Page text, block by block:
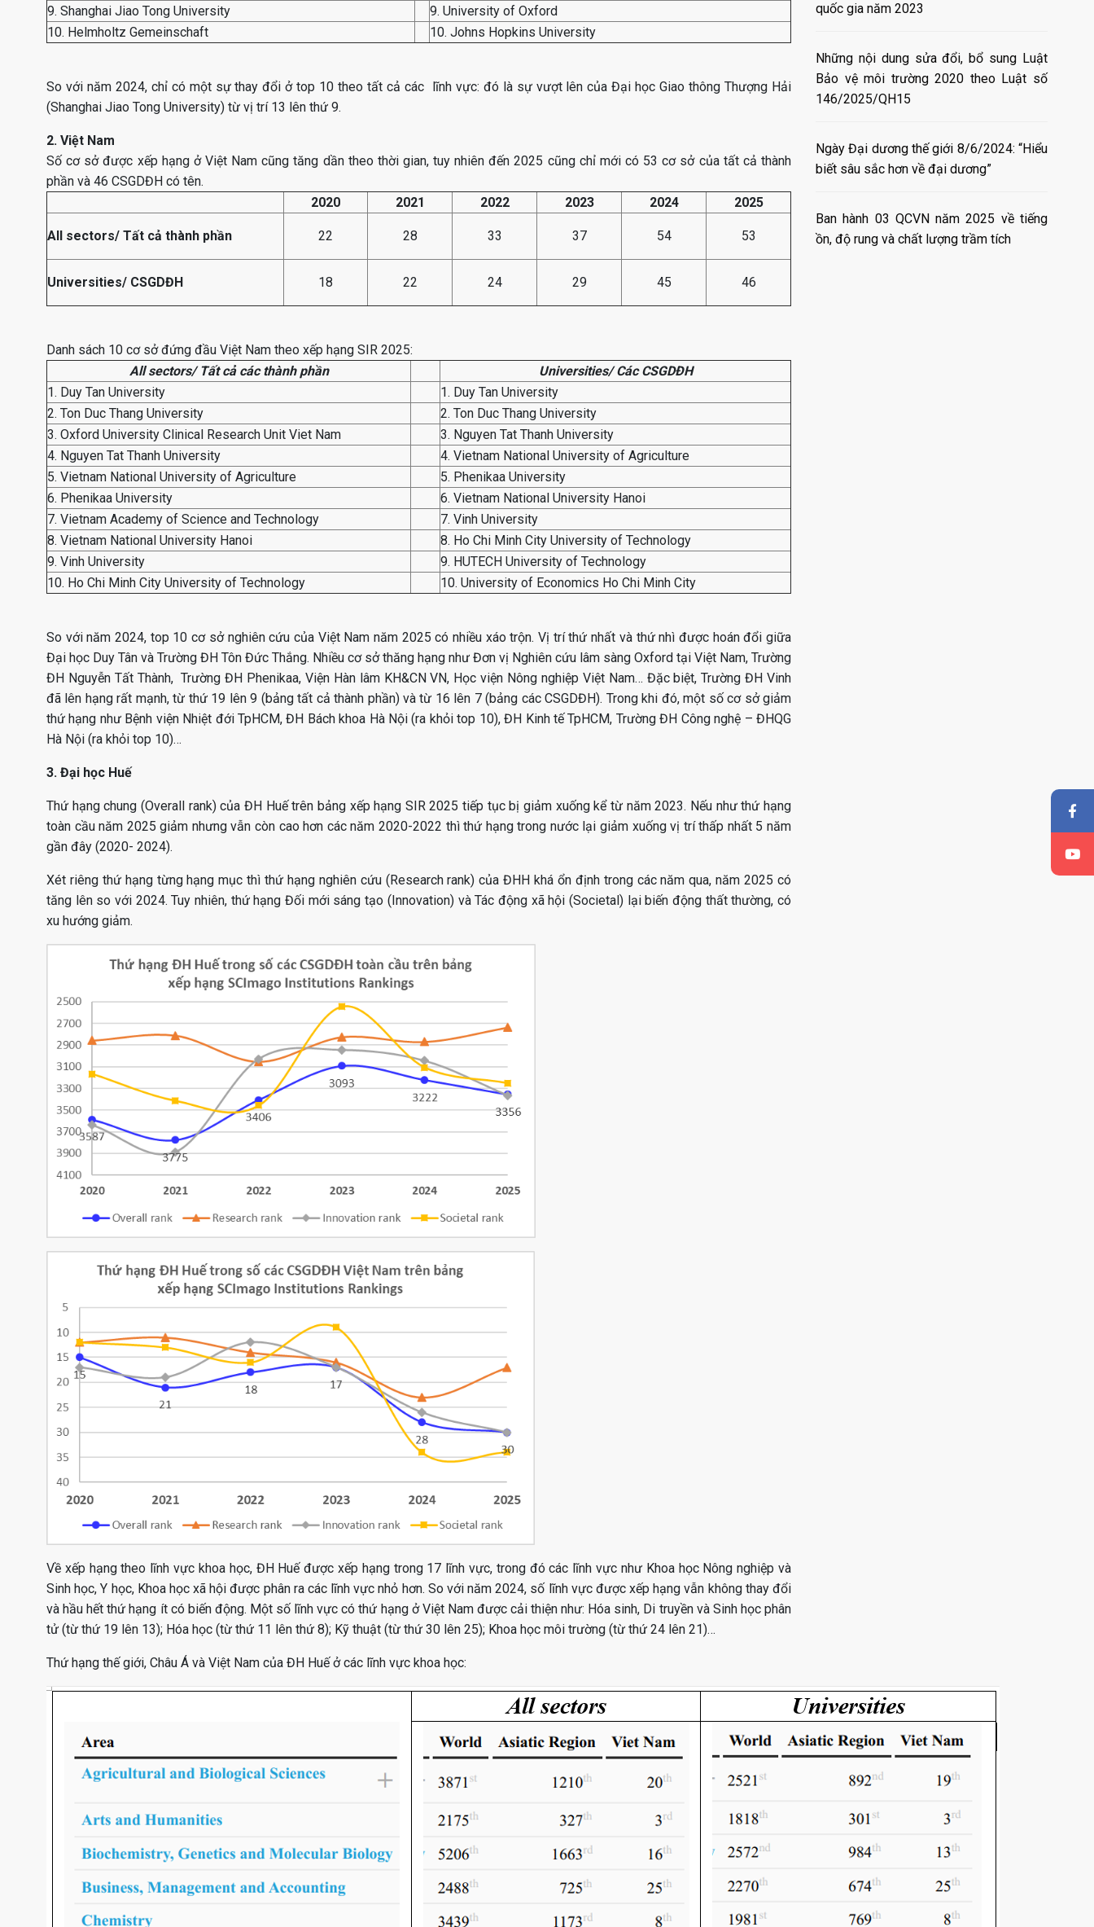
9. Shanghai Jiao Tong University
9. University of Oxford
10. Helmholtz Gemeinschaft
10. Johns Hopkins University
So với năm 2024, chỉ có một sự thay đổi ở top 10 theo tất cả các lĩnh vực: đó là sự vượt lên của Đại học Giao thông Thượng Hải
(Shanghai Jiao Tong University) từ vị trí 13 lên thứ 9.
2. Việt Nam
Số cơ sở được xếp hạng ở Việt Nam cũng tăng dần theo thời gian, tuy nhiên đến 2025 cũng chỉ mới có 53 cơ sở của tất cả thành
phần và 46 CSGDĐH có tên.
2020
2021 2022 2023 2024 2025
All sectors/ Tất cả thành phần 22 28 33 37 54 53
Universities/ CSGDĐH 18 22 24 29 45 46
Danh sách 10 cơ sở đứng đầu Việt Nam theo xếp hạng SIR 2025:
All sectors/ Tất cả các thành phần
Universities/ Các CSGDĐH
1. Duy Tan University
1. Duy Tan University
2. Ton Duc Thang University
2. Ton Duc Thang University
3. Oxford University Clinical Research Unit Viet Nam
3. Nguyen Tat Thanh University
4. Nguyen Tat Thanh University
4. Vietnam National University of Agriculture
5. Vietnam National University of Agriculture
5. Phenikaa University
6. Phenikaa University
6. Vietnam National University Hanoi
7. Vietnam Academy of Science and Technology
7. Vinh University
8. Vietnam National University Hanoi
8. Ho Chi Minh City University of Technology
9. Vinh University
9. HUTECH University of Technology
10. Ho Chi Minh City University of Technology
10. University of Economics Ho Chi Minh City
So với năm 2024, top 10 cơ sở nghiên cứu của Việt Nam năm 2025 có nhiều xáo trộn. Vị trí thứ nhất và thứ nhì được hoán đổi giữa
Đại học Duy Tân và Trường ĐH Tôn Đức Thắng. Nhiều cơ sở thăng hạng như Đơn vị Nghiên cứu lâm sàng Oxford tại Việt Nam, Trường
ĐH Nguyễn Tất Thành, Trường ĐH Phenikaa, Viện Hàn lâm KH&CN VN, Học viện Nông nghiệp Việt Nam… Đặc biệt, Trường ĐH Vinh
đã lên hạng rất mạnh, từ thứ 19 lên 9 (bảng tất cả thành phần) và từ 16 lên 7 (bảng các CSGDĐH). Trong khi đó, một số cơ sở giảm
thứ hạng như Bệnh viện Nhiệt đới TpHCM, ĐH Bách khoa Hà Nội (ra khỏi top 10), ĐH Kinh tế TpHCM, Trường ĐH Công nghệ – ĐHQG
Hà Nội (ra khỏi top 10)…
3. Đại học Huế
Thứ hạng chung (Overall rank) của ĐH Huế trên bảng xếp hạng SIR 2025 tiếp tục bị giảm xuống kể từ năm 2023. Nếu như thứ hạng
toàn cầu năm 2025 giảm nhưng vẫn còn cao hơn các năm 2020-2022 thì thứ hạng trong nước lại giảm xuống vị trí thấp nhất 5 năm
gần đây (2020- 2024).
Xét riêng thứ hạng từng hạng mục thì thứ hạng nghiên cứu (Research rank) của ĐHH khá ổn định trong các năm qua, năm 2025 có
tăng lên so với 2024. Tuy nhiên, thứ hạng Đối mới sáng tạo (Innovation) và Tác động xã hội (Societal) lại biến động thất thường, có
xu hướng giảm.
Về xếp hạng theo lĩnh vực khoa học, ĐH Huế được xếp hạng trong 17 lĩnh vực, trong đó các lĩnh vực như Khoa học Nông nghiệp và
Sinh học, Y học, Khoa học xã hội được phân ra các lĩnh vực nhỏ hơn. So với năm 2024, số lĩnh vực được xếp hạng vẫn không thay đổi
và hầu hết thứ hạng ít có biến động. Một số lĩnh vực có thứ hạng ở Việt Nam được cải thiện như: Hóa sinh, Di truyền và Sinh học phân
tử (từ thứ 19 lên 13); Hóa học (từ thứ 11 lên thứ 8); Kỹ thuật (từ thứ 30 lên 25); Khoa học môi trường (từ thứ 24 lên 21)…
Thứ hạng thế giới, Châu Á và Việt Nam của ĐH Huế ở các lĩnh vực khoa học:
quốc gia năm 2023
Những nội dung sửa đổi, bổ sung Luật
Bảo vệ môi trường 2020 theo Luật số
146/2025/QH15
Ngày Đại dương thế giới 8/6/2024: “Hiểu
biết sâu sắc hơn về đại dương”
Ban hành 03 QCVN năm 2025 về tiếng
ồn, độ rung và chất lượng trầm tích